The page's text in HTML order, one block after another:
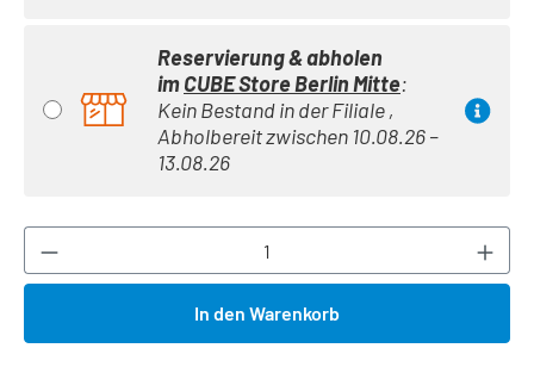
Reservierung & abholen
imCUBE Store Berlin Mitte:
Kein Bestand in der Filiale ,
Abholbereit zwischen 10.08.26 –
13.08.26
Produkt Anzahl: Gib den gewünschten
In den Warenkorb